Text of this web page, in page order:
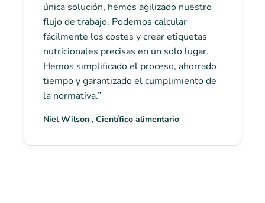
única solución, hemos agilizado nuestro
flujo de trabajo. Podemos calcular
fácilmente los costes y crear etiquetas
nutricionales precisas en un solo lugar.
Hemos simplificado el proceso, ahorrado
tiempo y garantizado el cumplimiento de
la normativa.”
Niel Wilson , Científico alimentario